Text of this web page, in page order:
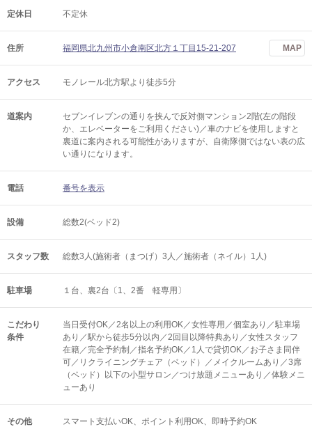
定休日 不定休
住所 福岡県北九州市小倉南区北方１丁目15-21-207 MAP
アクセス モノレール北方駅より徒歩5分
道案内
セブンイレブンの通りを挟んで反対側マンション2階(左の階段
か、エレベーターをご利用ください)／車のナビを使用しますと
裏道に案内される可能性がありますが、自衛隊側ではない表の広
い通りになります。
電話 番号を表示
設備 総数2(ベッド2)
スタッフ数 総数3人(施術者（まつげ）3人／施術者（ネイル）1人)
駐車場 １台、裏2台〔1、2番 軽専用〕
こだわり
条件
当日受付OK／2名以上の利用OK／女性専用／個室あり／駐車場
あり／駅から徒歩5分以内／2回目以降特典あり／女性スタッフ
在籍／完全予約制／指名予約OK／1人で貸切OK／お子さま同伴
可／リクライニングチェア（ベッド）／メイクルームあり／3席
（ベッド）以下の小型サロン／つけ放題メニューあり／体験メニ
ューあり
その他 スマート支払いOK ポイント利用OK 即時予約OK